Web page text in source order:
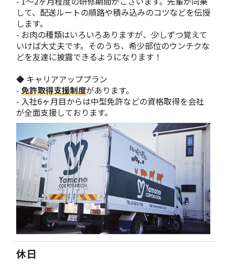
して、配送ルートの順路や積み込みのコツなどを伝授
します。
- お肉の種類はいろいろありますが、少しずつ覚えて
いけば大丈夫です。そのうち、希少部位のウンチクな
どを友達に披露できるようになります！
◆ キャリアアッププラン
-免許取得支援制度があります。
- 入社6ヶ月目からは中型免許などの資格取得を会社
が全面支援しております。
休日